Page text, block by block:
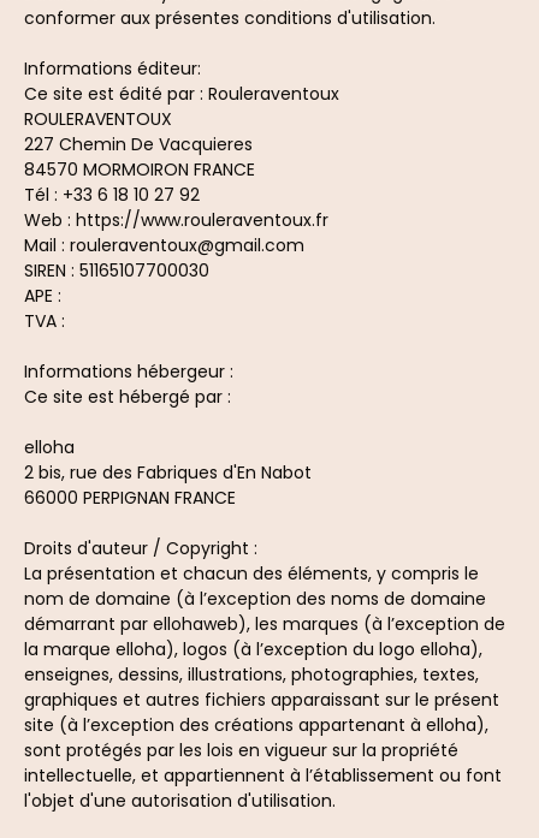
conformer aux présentes conditions d'utilisation.
Informations éditeur:
Ce site est édité par : Rouleraventoux
ROULERAVENTOUX
227 Chemin De Vacquieres
84570 MORMOIRON FRANCE
Tél : +33 6 18 10 27 92
Web : https://www.rouleraventoux.fr
Mail : rouleraventoux@gmail.com
SIREN : 51165107700030
APE :
TVA :
Informations hébergeur :
Ce site est hébergé par :
elloha
2 bis, rue des Fabriques d'En Nabot
66000 PERPIGNAN FRANCE
Droits d'auteur / Copyright :
La présentation et chacun des éléments, y compris le
nom de domaine (à l’exception des noms de domaine
démarrant par ellohaweb), les marques (à l’exception de
la marque elloha), logos (à l’exception du logo elloha),
enseignes, dessins, illustrations, photographies, textes,
graphiques et autres fichiers apparaissant sur le présent
site (à l’exception des créations appartenant à elloha),
sont protégés par les lois en vigueur sur la propriété
intellectuelle, et appartiennent à l’établissement ou font
l'objet d'une autorisation d'utilisation.